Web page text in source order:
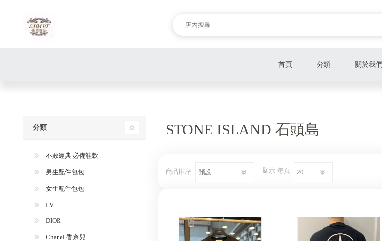
首頁 分類
Celine、Chloe
On 昂跑
關於我們
STONE ISLAND 石頭島
商品排序 顯示 每頁
分類
不敗經典 必備鞋款
男生配件包包
女生配件包包
LV
DIOR
Chanel 香奈兒